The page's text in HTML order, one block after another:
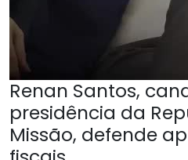
Renan Santos,
presidência da
Missão, defende